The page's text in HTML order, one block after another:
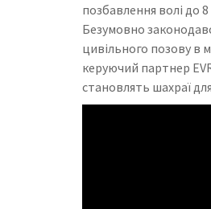
позбавлення волі до
Безумовно
цивільного позову в
керуючий партнер
становлять шахраї